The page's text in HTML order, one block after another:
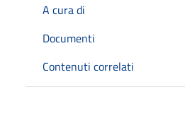
A cura di
Documenti
Contenuti correlati